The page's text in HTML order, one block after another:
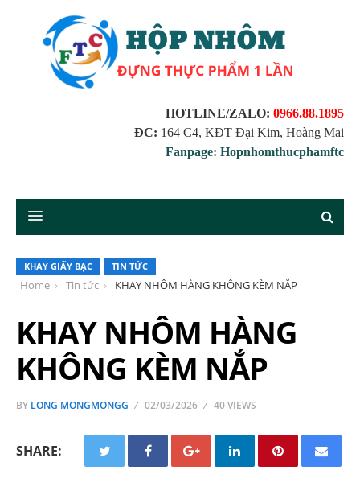
HOTLINE/ZALO: 0966.88.1895
ĐC: 164 C4, KĐT Đại Kim, Hoàng Mai
Fanpage: Hopnhomthucphamftc
KHAY GIẤY BẠC TIN TỨC
Home Tin tức KHAY NHÔM HÀNG KHÔNG KÈM NẮP
KHAY NHÔM HÀNG
KHÔNG KÈM NẮP
BY LONG MONGMONGG 02/03/2026 40 VIEWS
SHARE: